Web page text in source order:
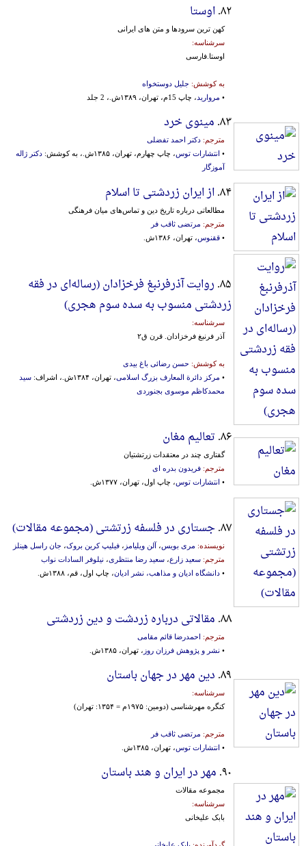
۸۲. اوستا
کهن ترین سرودها و متن های ایرانی
سرشناسه:
اوستا.فارسی
به کوشش: جلیل دوستخواه
• مروارید ، چاپ 15م، تهران، ۱۳۸۹ش.، 2 جلد
۸۳. مینوی خرد
مترجم: دکتر احمد تفضلی
• انتشارات توس، چاپ چهارم، تهران، ۱۳۸۵ش.، به کوشش:
دکتر ژاله
آموزگار
۸۴. از ایران زردشتی تا اسلام
مطالعاتی‌ درباره‌ تاریخ‌ دین‌ و تماس‌های‌ میان‌ فرهنگی‌
مترجم: مرتضی ثاقب فر
• ققنوس، تهران، ۱۳۸۶ش.
۸۵. روایت آذرفرنبغ فرخزادان (رساله‌ای‌ در فقه‌
زردشتی‌ منسوب‌ به‌ سده‌ سوم‌ هجری‌)
سرشناسه:
آذر فرنبغ‌ فرخزادان‌. قرن‌ ق‌۲
به کوشش: حسن رضائی باغ بیدی
• مرکز دائرة المعارف بزرگ اسلامی، تهران، ۱۳۸۴ش.، اشراف:
سید
محمدکاظم موسوی بجنوردی
۸۶. تعالیم مغان
گفتاری چند در معتقدات زرتشتیان
مترجم: فریدون بدره ای
• انتشارات توس، چاپ اول، تهران، ۱۳۷۷ش.
۸۷. جستاری در فلسفه زرتشتی (مجموعه مقالات)
نویسنده: مری بویس، آلن ویلیامز ، فیلیپ کرین بروک، جان راسل هینلز
مترجم: سعید زارع، سعید رضا منتظری، نیلوفر السادات نواب
• دانشگاه ادیان و مذاهب، نشر ادیان، چاپ اول، قم، ۱۳۸۸ش.
۸۸. مقالاتی درباره زردشت و دین زردشتی
مترجم: احمدرضا قائم مقامی
• نشر و پژوهش فرزان روز ، تهران، ۱۳۸۵ش.
۸۹. دین مهر در جهان باستان
سرشناسه:
کنگره‌ مهرشناسی‌ (دومین‌: ۱۹۷۵م‌ = ۱۳۵۴: تهران‌)
مترجم: مرتضی ثاقب فر
• انتشارات توس، تهران، ۱۳۸۵ش.
۹۰. مهر در ایران و هند باستان
مجموعه مقالات
سرشناسه:
بابک علیخانی